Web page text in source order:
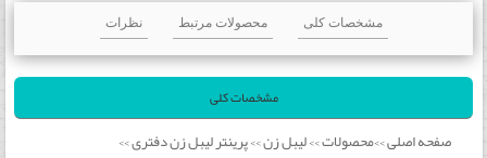
مشخصات کلی محصولات مرتبط نظرات
مشخصات کلی
صفحه اصلی>>محصولات>>لیبل زن>>پرینتر لیبل زن دفتری>>